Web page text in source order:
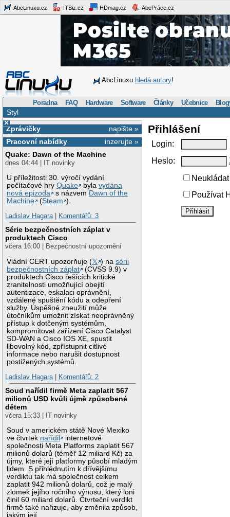
AbcLinuxu.cz ITBiz.cz HDmag.cz AbcPráce.cz
AbcLinuxu hledá autory!
Poradna FAQ Hardware Software Články Učebnice
Styl
×
napište »
Zprávičky
inzerujte »
Pracovní nabídky
Quake: Dawn of the Machine
dnes 04:44 | IT novinky
U příležitosti 30. výročí vydání
počítačové hryQuake bylavydána
nová epizoda
s názvem Dawn of the
Machine
(Steam ).
Ladislav Hagara| Komentářů: 3
Série bezpečnostních záplat v
produktech Cisco
včera 16:00 | Bezpečnostní upozornění
Vládní CERT upozorňuje (𝕏 ) nasérii
bezpečnostních záplat
(CVSS 9.9) v
produktech Cisco řešících kritické
zranitelnosti umožňující obejití
autentizace, eskalaci oprávnění,
vzdálené spuštění kódu a odepření
služby. Úspěšné zneužití může
útočníkům umožnit získat neoprávněný
přístup k dotčeným systémům,
kompromitovat zařízení Cisco Catalyst
SD-WAN a Cisco IOS XE, spustit
libovolný kód, zpřístupnit citlivé
informace nebo narušit dostupnost
postižených systémů.
Ladislav Hagara| Komentářů: 2
Soud nařídil firmě Meta zaplatit 567
milionů USD kvůli újmě způsobené
dětem
včera 15:33 | IT novinky
Soud v americkém státě Nové Mexiko
ve čtvrtek nařídil
internetové
společnosti Meta Platforms zaplatit 567
milionů dolarů (téměř 12 miliard Kč) za
újmy, které její platformy působí mladým
lidem. S přihlédnutím k dřívějšímu
verdiktu tak má společnost celkem
zaplatit 942 milionů dolarů, což je malý
zlomek jejího ročního výnosu, který loni
činil 60 miliard dolarů. Čtvrteční verdikt
firmě také nařizuje, aby změnila způsob,
jakým její
Přihlášení
Login:
Heslo:
Používat